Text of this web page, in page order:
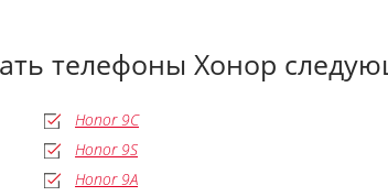
телефоны Хонор
Honor 9C
Honor 9S
Honor 9A